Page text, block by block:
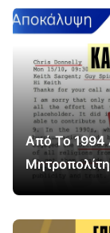
Από Το 1994